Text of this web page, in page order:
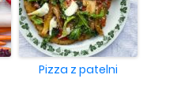
Pizza z patelni